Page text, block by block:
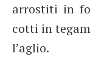
arrostiti in
cotti in
l’aglio.